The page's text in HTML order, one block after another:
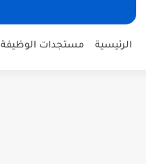
الرئيسية مستجدات الوظيفة